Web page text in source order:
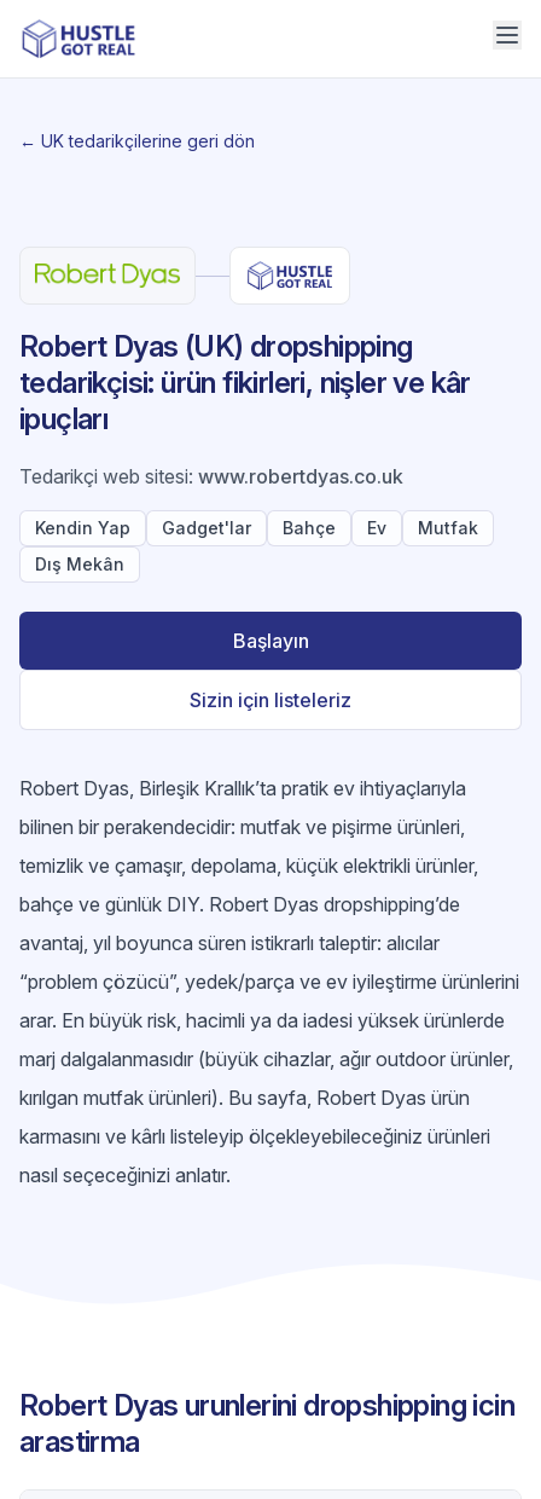
← UK tedarikçilerine geri dön
Robert Dyas (UK) dropshipping
tedarikçisi: ürün fikirleri, nişler ve kâr
ipuçları
Tedarikçi web sitesi: www.robertdyas.co.uk
Kendin Yap Gadget'lar Bahçe Ev
Mutfak
Dış Mekân
Başlayın
Sizin için listeleriz
Robert Dyas, Birleşik Krallık’ta pratik ev ihtiyaçlarıyla
bilinen bir perakendecidir: mutfak ve pişirme ürünleri,
temizlik ve çamaşır, depolama, küçük elektrikli ürünler,
bahçe ve günlük DIY. Robert Dyas dropshipping’de
avantaj, yıl boyunca süren istikrarlı taleptir: alıcılar
“problem çözücü”, yedek/parça ve ev iyileştirme ürünlerini
arar. En büyük risk, hacimli ya da iadesi yüksek ürünlerde
marj dalgalanmasıdır (büyük cihazlar, ağır outdoor ürünler,
kırılgan mutfak ürünleri). Bu sayfa, Robert Dyas ürün
karmasını ve kârlı listeleyip ölçekleyebileceğiniz ürünleri
nasıl seçeceğinizi anlatır.
Robert Dyas urunlerini dropshipping icin
arastirma